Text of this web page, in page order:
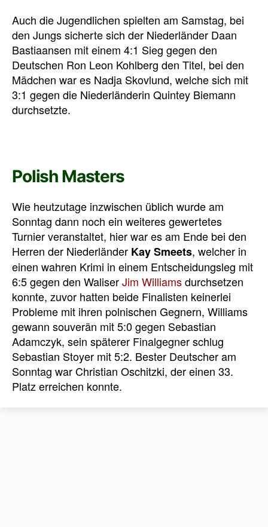
Auch die Jugendlichen spielten am Samstag, bei
den Jungs sicherte sich der Niederländer Daan
Bastiaansen mit einem 4:1 Sieg gegen den
Deutschen Ron Leon Kohlberg den Titel, bei den
Mädchen war es Nadja Skovlund, welche sich mit
3:1 gegen die Niederländerin Quintey Biemann
durchsetzte.
Polish Masters
Wie heutzutage inzwischen üblich wurde am
Sonntag dann noch ein weiteres gewertetes
Turnier veranstaltet, hier war es am Ende bei den
Herren der Niederländer Kay Smeets, welcher in
einen wahren Krimi in einem Entscheidungsleg mit
6:5 gegen den WaliserJim Williamsdurchsetzen
konnte, zuvor hatten beide Finalisten keinerlei
Probleme mit ihren polnischen Gegnern, Williams
gewann souverän mit 5:0 gegen Sebastian
Adamczyk, sein späterer Finalgegner schlug
Sebastian Stoyer mit 5:2. Bester Deutscher am
Sonntag war Christian Oschitzki, der einen 33.
Platz erreichen konnte.